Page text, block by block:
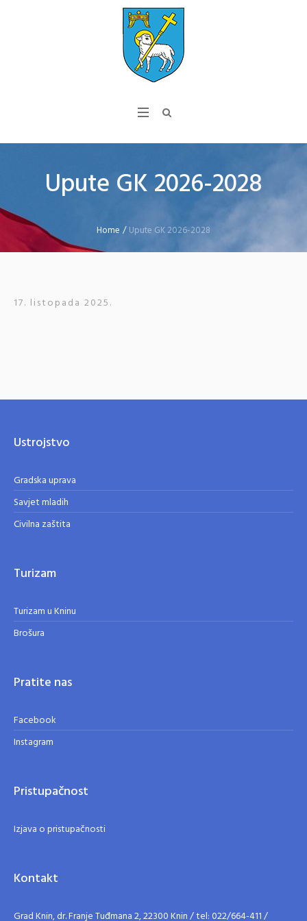
Upute GK 2026-2028
Home /Upute GK 2026-2028
17. listopada 2025.
Ustrojstvo
Gradska uprava
Savjet mladih
Civilna zaštita
Turizam
Turizam u Kninu
Brošura
Pratite nas
Facebook
Instagram
Pristupačnost
Izjava o pristupačnosti
Kontakt
Grad Knin, dr. Franje Tuđmana 2, 22300 Knin / tel: 022/664-411 /